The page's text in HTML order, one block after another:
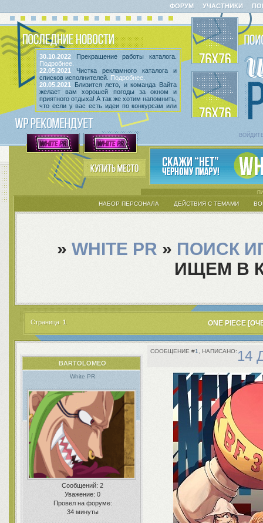
30.10.2022 Прекращение работы каталога.
Подробнее.
22.05.2021
Чистка рекламного каталога и
списков исполнителей. Подробнее.
20.05.2021
Близится лето, и команда Вайта
желает вам хорошей погоды за окном и
приятного отдыха! А так же хотим напомнить,
что если у вас есть идеи по конкурсам или
мероприятиям, вы всегда можете высказать
ихв этой теме! Так же сообщаем, что введен
срок неактивности исполнителей и их тем.
Подробнее.
НАБОР ПЕРСОНАЛА ДЕЙСТВИЯ С ТЕМАМИ
ФОРУМ УЧАСТНИКИ
» WHITE PR » ПОИСК
ИЩЕМ В
ONE PIECE
Страница: 1
1 14
BARTOLOMEO
White PR
Сообщений: 2
Уважение: 0
Провел на форуме:
34 минуты